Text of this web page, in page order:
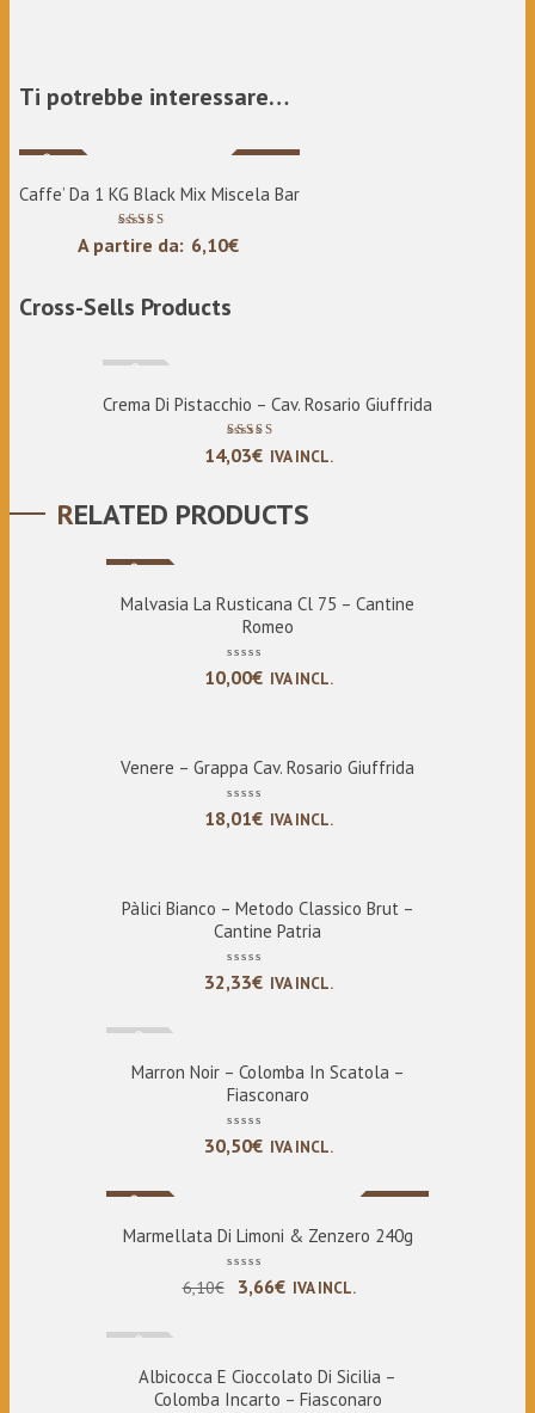
Ti potrebbe interessare…
Nuovo
Caffe’ Da 1 KG Black Mix Miscela Bar
Valutato
5.00 su 5
A partire da: 6,10€
Cross-Sells Products
Esaurito
Crema Di Pistacchio – Cav. Rosario Giuffrida
Valutato
5.00 su 5
14,03€ IVA INCL.
RELATED PRODUCTS
Nuovo
Malvasia La Rusticana Cl 75 – Cantine
Romeo
10,00€ IVA INCL.
Venere – Grappa Cav. Rosario Giuffrida
18,01€ IVA INCL.
Pàlici Bianco – Metodo Classico Brut –
Cantine Patria
32,33€ IVA INCL.
EsauritoMarron Noir – Colomba In Scatola –
Fiasconaro
30,50€ IVA INCL.
Nuovo
Marmellata Di Limoni & Zenzero 240g
6,10€
Il
era:
6,10€.
3,66€ Il
è:
3,66€.
IVA INCL.
EsauritoAlbicocca E Cioccolato Di Sicilia –
Colomba Incarto – Fiasconaro